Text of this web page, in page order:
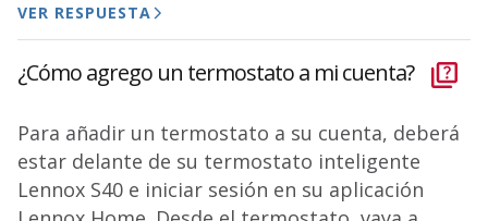
VER RESPUESTA
¿Cómo agrego un termostato a mi cuenta?
Para añadir un termostato a su cuenta, deberá
estar delante de su termostato inteligente
Lennox S40 e iniciar sesión en su aplicación